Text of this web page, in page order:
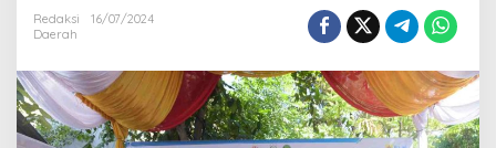
Redaksi
16/07/2024
Daerah